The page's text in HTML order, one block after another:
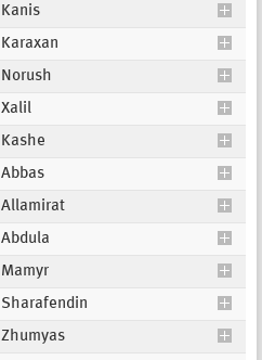
Kanis
Karaxan
Norush
Xalil
Kashe
Abbas
Allamirat
Abdula
Mamyr
Sharafendin
Zhumyas